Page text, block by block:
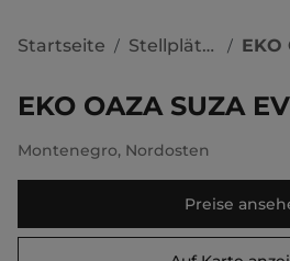
Startseite / Stellplätze /
EKO OAZA SUZA
Montenegro, Nordosten
Preise